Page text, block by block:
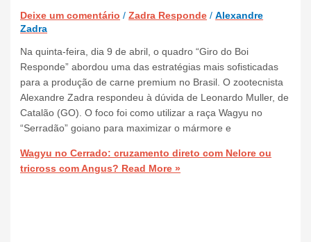
Deixe um comentário /Zadra Responde /Alexandre
Zadra
Na quinta-feira, dia 9 de abril, o quadro “Giro do Boi
Responde” abordou uma das estratégias mais sofisticadas
para a produção de carne premium no Brasil. O zootecnista
Alexandre Zadra respondeu à dúvida de Leonardo Muller, de
Catalão (GO). O foco foi como utilizar a raça Wagyu no
“Serradão” goiano para maximizar o mármore e
Wagyu no Cerrado: cruzamento direto com Nelore ou
tricross com Angus? Read More »